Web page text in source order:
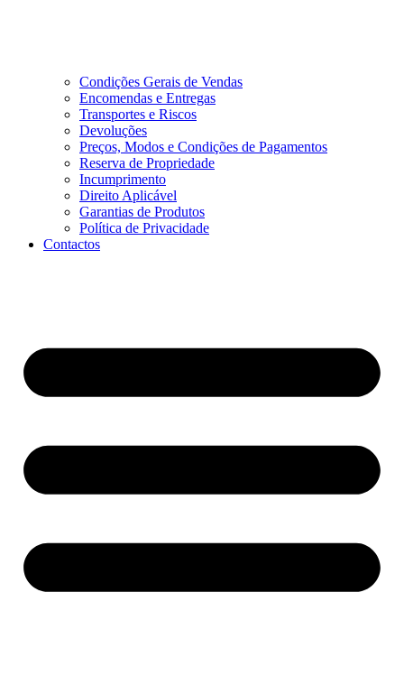
Condições Gerais de Vendas
Encomendas e Entregas
Transportes e Riscos
Devoluções
Preços, Modos e Condições de Pagamentos
Reserva de Propriedade
Incumprimento
Direito Aplicável
Garantias de Produtos
Política de Privacidade
Contactos